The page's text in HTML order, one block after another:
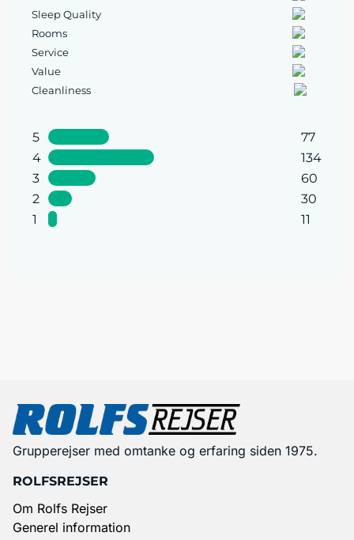
Sleep Quality
Rooms
Service
Value
Cleanliness
5
77
4
134
3
60
2
30
1
11
Grupperejser med omtanke og erfaring siden 1975.
ROLFSREJSER
Om Rolfs Rejser
Generel information